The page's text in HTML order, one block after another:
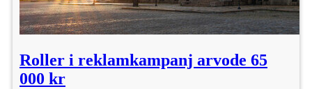
Roller i reklamkampanj arvode 65
000 kr